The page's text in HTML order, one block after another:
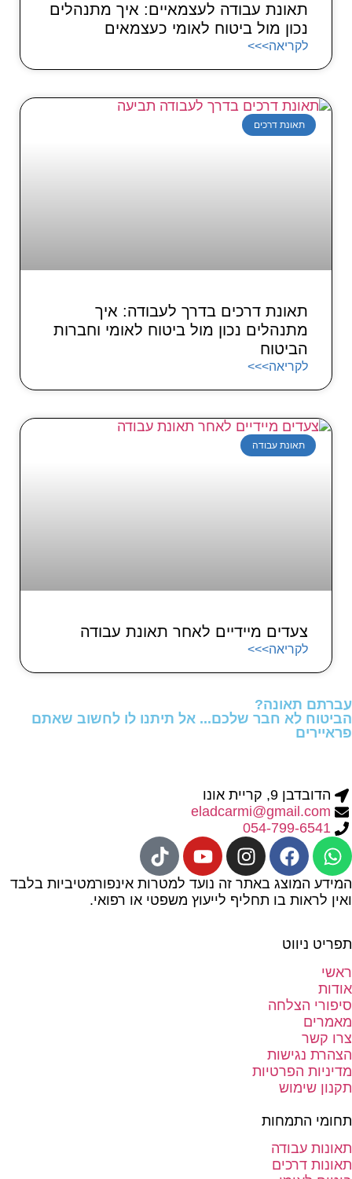
תאונת עבודה לעצמאיים: איך מתנהלים
נכון מול ביטוח לאומי כעצמאים
לקריאה>>>
תאונת דרכים
תאונת דרכים בדרך לעבודה: איך
מתנהלים נכון מול ביטוח לאומי וחברות
הביטוח
לקריאה>>>
תאונת עבודה
צעדים מיידיים לאחר תאונת עבודה
לקריאה>>>
עברתם תאונה?
הביטוח לא חבר שלכם... אל תיתנו לו לחשוב שאתם
פראיירים
הדובדבן 9, קריית אונו
eladcarmi@gmail.com
054-799-6541
המידע המוצג באתר זה נועד למטרות אינפורמטיביות בלבד
ואין לראות בו תחליף לייעוץ משפטי או רפואי.
תפריט ניווט
ראשי
אודות
סיפורי הצלחה
מאמרים
צרו קשר
הצהרת נגישות
מדיניות הפרטיות
תקנון שימוש
תחומי התמחות
תאונות עבודה
תאונות דרכים